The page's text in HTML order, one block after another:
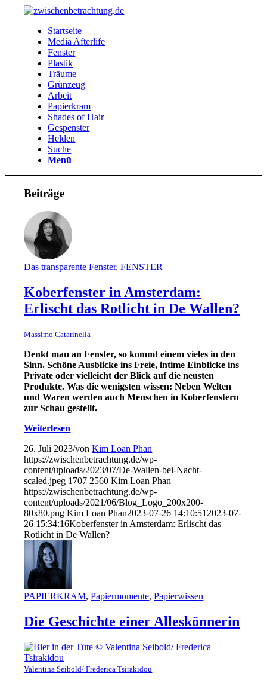
Startseite
Media Afterlife
Fenster
Plastik
Träume
Grünzeug
Arbeit
Papierkram
Shades of Hair
Gespenster
Helden
Suche
Menü
Beiträge
Das transparente Fenster,FENSTER
Koberfenster in Amsterdam:
Erlischt das Rotlicht in De Wallen?
Massimo Catarinella
Denkt man an Fenster, so kommt einem vieles in den
Sinn. Schöne Ausblicke ins Freie, intime Einblicke ins
Private oder vielleicht der Blick auf die neusten
Produkte. Was die wenigsten wissen: Neben Welten
und Waren werden auch Menschen in Koberfenstern
zur Schau gestellt.
Weiterlesen
26. Juli 2023/vonKim Loan Phan
https://zwischenbetrachtung.de/wp-
content/uploads/2023/07/De-Wallen-bei-Nacht-
scaled.jpeg 1707 2560 Kim Loan Phan
https://zwischenbetrachtung.de/wp-
content/uploads/2021/06/Blog_Logo_200x200-
80x80.png Kim Loan Phan2023-07-26 14:10:51 2023-07-
26 15:34:16Koberfenster in Amsterdam: Erlischt das
Rotlicht in De Wallen?
PAPIERKRAM,Papiermomente,Papierwissen
Die Geschichte einer Alleskönnerin
Valentina Seibold/ Frederica Tsirakidou